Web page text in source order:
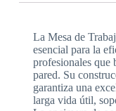
La Mesa de
esencial para la
profesionales que
pared. Su
garantiza una
larga vida útil,